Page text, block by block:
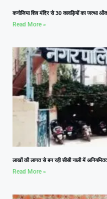
कनोजिया शिव मंदिर से 30 कावड़ियों का जत्था
Read More »
लाखों की लागत से बन रही सीसी नाली में
Read More »